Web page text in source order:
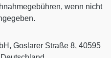
wenn nicht
Goslarer Straße 8, 40595